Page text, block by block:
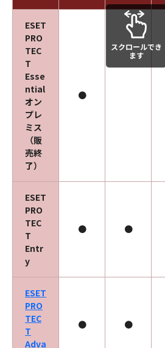
ESET
PRO
TEC
T
Esse
ntial
オン
プレ
ミス
（販
売終
了）
●
ESET
PRO
TEC
T
Entr
y
● ●
ESET
PRO
TEC
T
Adva
● ●
スクロールでき
ます